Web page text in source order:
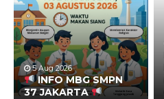
5 Aug 2026
INFO MBG SMPN
37 JAKARTA